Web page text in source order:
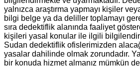
yalnızca araştırma yapmayı kişiler
bilgi belge ya da deliller toplamayı
sıra dedektiflik alanında faaliyet
kişileri yasal konular ile ilgili
Sudan dedektiflik ofislerimizden
yasalar dahilinde olmak zorundadır.
bir konuda hizmet almanız mümkün